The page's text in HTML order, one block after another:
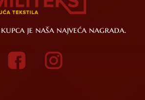
je naša najveća nagrada.